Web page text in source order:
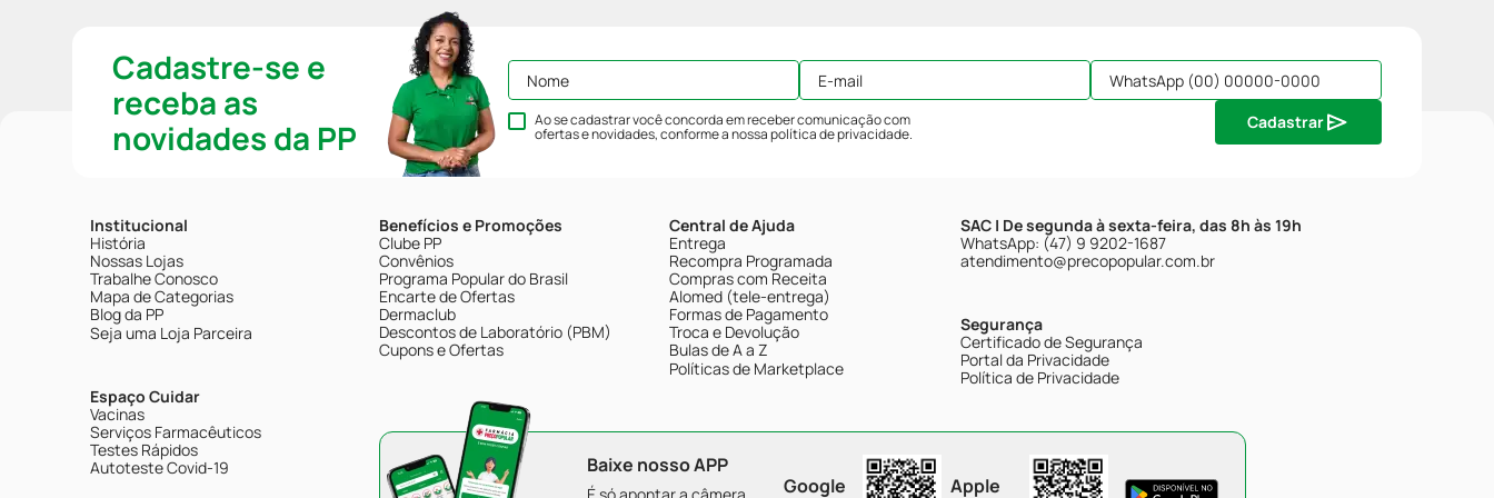
Cadastre-se e
receba as
novidades da PP
Ao se cadastrar você concorda em receber comunicação com
ofertas e novidades, conforme a nossapolítica de privacidade.
Cadastrar
Institucional
História
Nossas Lojas
Trabalhe Conosco
Mapa de Categorias
Blog da PP
Seja uma Loja Parceira
Espaço Cuidar
Vacinas
Serviços Farmacêuticos
Testes Rápidos
Autoteste Covid-19
Benefícios e Promoções
Clube PP
Convênios
Programa Popular do Brasil
Encarte de Ofertas
Dermaclub
Descontos de Laboratório (PBM)
Cupons e Ofertas
Central de Ajuda
Entrega
Recompra Programada
Compras com Receita
Alomed (tele-entrega)
Formas de Pagamento
Troca e Devolução
Bulas de A a Z
Políticas de Marketplace
SAC | De segunda à sexta-feira, das 8h às 19h
WhatsApp: (47) 9 9202-1687
atendimento@precopopular.com.br
Segurança
Certificado de Segurança
Portal da Privacidade
Política de Privacidade
Baixe nosso APP
Google
Apple